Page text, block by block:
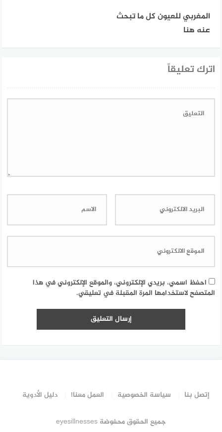
المغربي للعيون كل ما تبحث
عنه هنا
اترك تعليقاً
احفظ اسمي، بريدي الإلكتروني، والموقع الإلكتروني في هذا
المتصفح لاستخدامها المرة المقبلة في تعليقي.
إتصل بنا سياسة الخصوصية العمل معنا! دليل الأدوية
جميع الحقوق محفوضة eyesillnesses